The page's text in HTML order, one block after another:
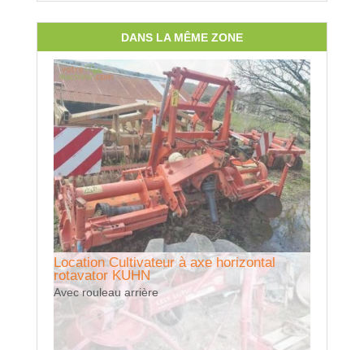
DANS LA MÊME ZONE
Location Cultivateur à axe horizontal
rotavator KUHN
Avec rouleau arrière